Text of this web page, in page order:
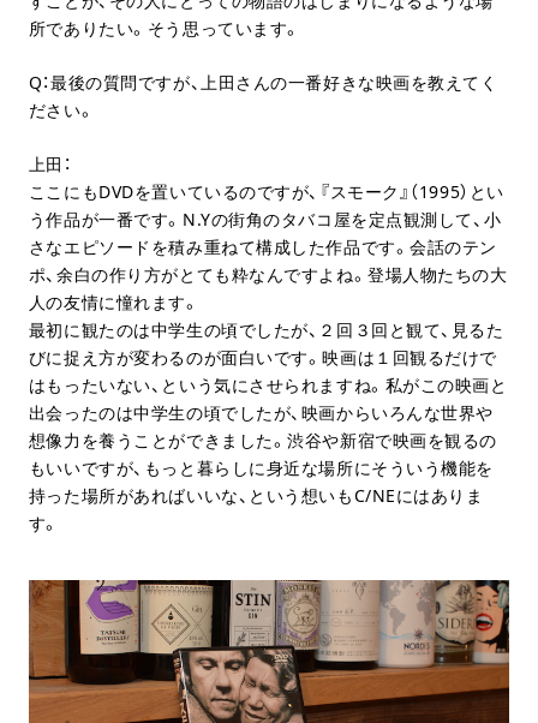
所でありたい。そう思っています。
Q：最後の質問ですが、上田さんの一番好きな映画を教えてく
ださい。
上田：
ここにもDVDを置いているのですが、『スモーク』（1995）とい
う作品が一番です。N.Yの街角のタバコ屋を定点観測して、小
さなエピソードを積み重ねて構成した作品です。会話のテン
ポ、余白の作り方がとても粋なんですよね。登場人物たちの大
人の友情に憧れます。
最初に観たのは中学生の頃でしたが、２回３回と観て、見るた
びに捉え方が変わるのが面白いです。映画は１回観るだけで
はもったいない、という気にさせられますね。私がこの映画と
出会ったのは中学生の頃でしたが、映画からいろんな世界や
想像力を養うことができました。渋谷や新宿で映画を観るの
もいいですが、もっと暮らしに身近な場所にそういう機能を
持った場所があればいいな、という想いもC/NEにはありま
す。